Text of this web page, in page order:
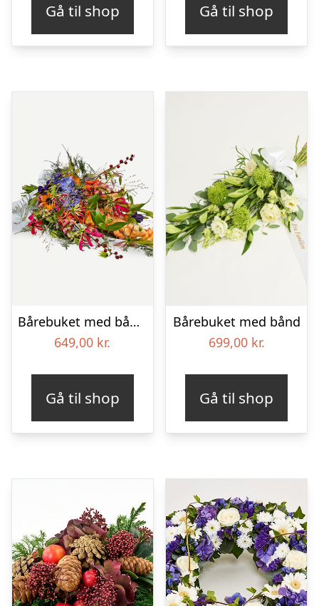
Gå til shop Gå til shop
Bårebuket med bånd – Et farverigt farvel
649,00 kr.
Gå til shop
Bårebuket med bånd
699,00 kr.
Gå til shop